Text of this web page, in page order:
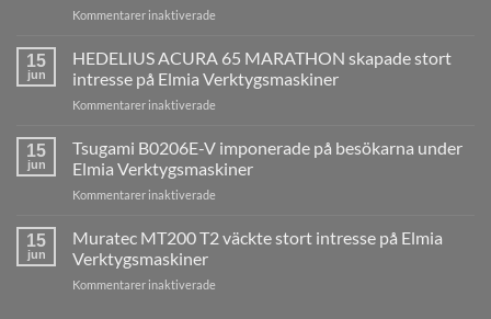
Kommentarer inaktiverade
QUASER
MV3
med
installerad
hos
15
jun
HEDELIUS ACURA 65 MARATHON skapade stort
intresse på Elmia Verktygsmaskiner
Kommentarer inaktiverade
ACURA
65
MARATHON
intresse
15
jun
Tsugami B0206E-V imponerade på besökarna under
Elmia Verktygsmaskiner
Kommentarer inaktiverade
B0206E-
V
15
jun
Muratec MT200 T2 väckte stort intresse på Elmia
Verktygsmaskiner
Kommentarer inaktiverade